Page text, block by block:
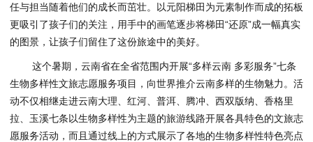
任与担当随着他们的成长而茁壮。以元阳梯田为元素制作而成的拓板
更吸引了孩子们的关注，用手中的画笔逐步将梯田“还原”成一幅真实
的图景，让孩子们留住了这份旅途中的美好。
这个暑期，云南省在全省范围内开展“多样云南 多彩服务”七条
生物多样性文旅志愿服务项目，向世界推介云南多样的生物魅力。活
动不仅相继走进云南大理、红河、普洱、腾冲、西双版纳、香格里
拉、玉溪七条以生物多样性为主题的旅游线路开展各具特色的文旅志
愿服务活动，而且通过线上的方式展示了各地的生物多样性特色亮点